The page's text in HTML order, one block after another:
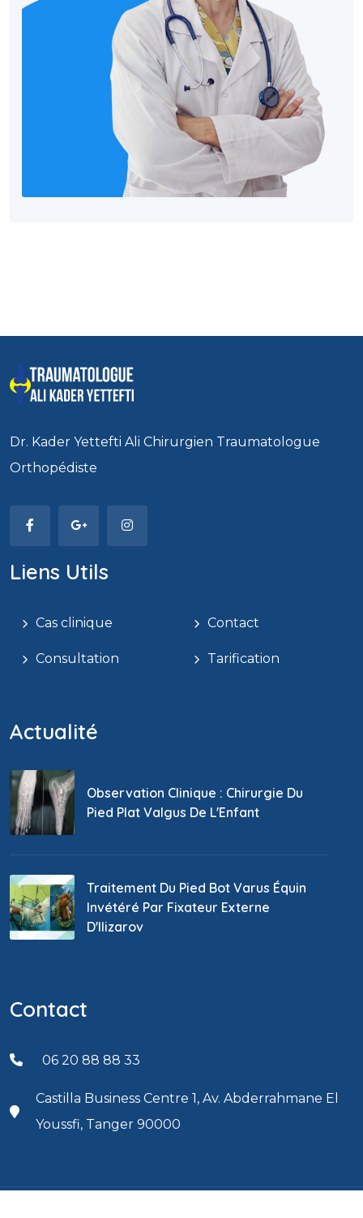
Dr. Kader Yettefti Ali Chirurgien Traumatologue
Orthopédiste
Liens Utils
Cas clinique Contact
Consultation Tarification
Actualité
Observation Clinique : Chirurgie Du
Pied Plat Valgus De L'Enfant
Traitement Du Pied Bot Varus Équin
Invétéré Par Fixateur Externe
D'Ilizarov
Contact
06 20 88 88 33
Castilla Business Centre 1, Av. Abderrahmane El
Youssfi, Tanger 90000